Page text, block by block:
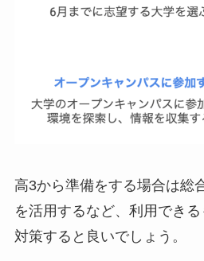
高3から準備をする場合は総
を活用するなど、利用でき
対策すると良いでしょう。